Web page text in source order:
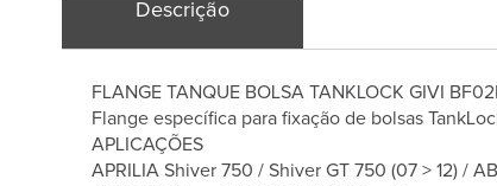
Descrição
FLANGE TANQUE BOLSA TANKLOCK GIVI
Flange específica para fixação de bolsas
APLICAÇÕES
APRILIA Shiver 750 / Shiver GT 750 (07 > 12) /